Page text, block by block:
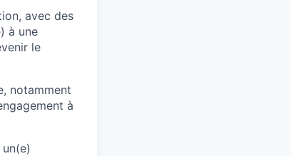
avec des
à une
le
notamment
à